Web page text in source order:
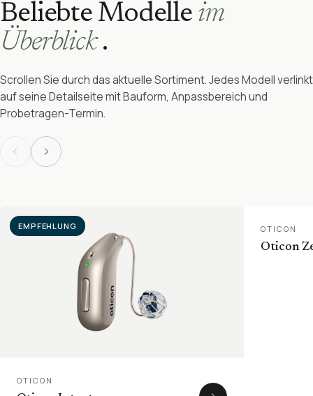
Beliebte Modelle im
Überblick.
Scrollen Sie durch das aktuelle Sortiment. Jedes Modell verlinkt
auf seine Detailseite mit Bauform, Anpassbereich und
Probetragen-Termin.
EMPFEHLUNG
OTICON
OTICON
Oticon